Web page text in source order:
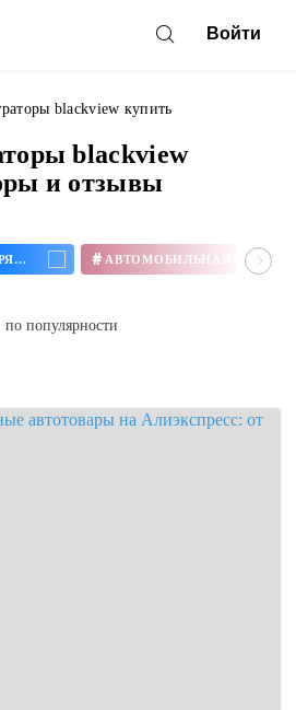
Войти
blackview купить
blackview
и отзывы
АВТОМОБИЛЬНАЯ ЗАРЯДКА #
по популярности